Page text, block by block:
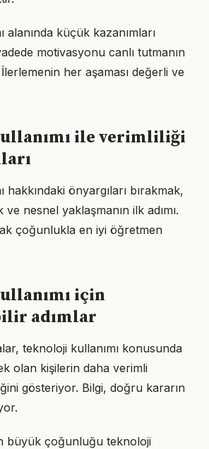
alanında küçük kazanımları
motivasyonu canlı tutmanın
her aşaması değerli ve
ile verimliliği
hakkındaki önyargıları bırakmak,
nesnel yaklaşmanın ilk adımı.
çoğunlukla en iyi öğretmen
için
adımlar
teknoloji kullanımı konusunda
olan kişilerin daha verimli
gösteriyor. Bilgi, doğru kararın
büyük çoğunluğu teknoloji